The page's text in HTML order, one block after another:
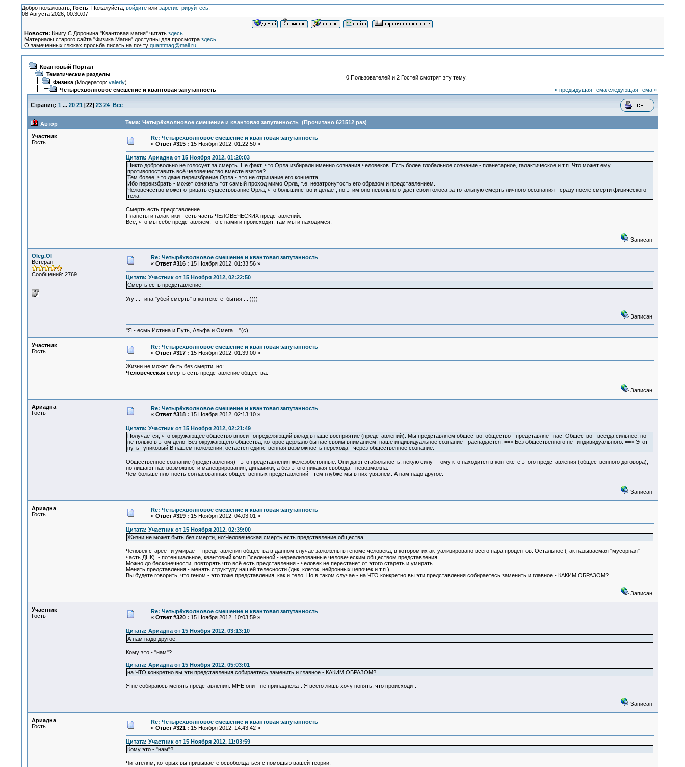
Добро пожаловать, Гость. Пожалуйста, войдитеили зарегистрируйтесь.
08 Августа 2026, 00:30:07
Новости: Книгу С.Доронина "Квантовая магия" читатьздесь
Материалы старого сайта "Физика Магии" доступны для просмотраздесь
О замеченных глюках просьба писать на почтуquantmag@mail.ru
Квантовый Портал
Тематические разделы
Физика(Модератор: valeriy)
Четырёхволновое смешение и квантовая запутанность
0 Пользователей и 2 Гостей смотрят эту тему.
« предыдущая тема следующая тема »
Страниц: 1 ... 20 21 [22] 23 24 Все
Автор Тема: Четырёхволновое смешение и квантовая запутанность (Прочитано 621512 раз)
Участник
Гость
Re: Четырёхволновое смешение и квантовая запутанность
« Ответ #315 : 15 Ноября 2012, 01:22:50 »
Цитата: Ариадна от 15 Ноября 2012, 01:20:03
Никто добровольно не голосует за смерть. Не факт, что Орла избирали именно сознания человеков. Есть более глобальное сознание - планетарное, галактическое и т.п. Что может ему
противопоставить всё человечество вместе взятое?
Тем более, что даже переизбрание Орла - это не отрицание его концепта.
Ибо переизбрать - может означать тот самый проход мимо Орла, т.е. незатронутость его образом и представлением.
Человечество может отрицать существование Орла, что большинство и делает, но этим оно невольно отдает свои голоса за тотальную смерть личного осознания - сразу после смерти физического
тела.
Смерть есть представление.
Планеты и галактики - есть часть ЧЕЛОВЕЧЕСКИХ представлений.
Всё, что мы себе представляем, то с нами и происходит, там мы и находимся.
Записан
Oleg.Ol
Ветеран
Сообщений: 2769
Re: Четырёхволновое смешение и квантовая запутанность
« Ответ #316 : 15 Ноября 2012, 01:33:56 »
Цитата: Участник от 15 Ноября 2012, 02:22:50
Смерть есть представление.
Угу ... типа "убей смерть" в контексте бытия ... ))))
Записан
"Я - есмь Истина и Путь, Альфа и Омега ..."(с)
Участник
Гость
Re: Четырёхволновое смешение и квантовая запутанность
« Ответ #317 : 15 Ноября 2012, 01:39:00 »
Жизни не может быть без смерти, но:
Человеческаясмерть есть представление общества.
Записан
Ариадна
Гость
Re: Четырёхволновое смешение и квантовая запутанность
« Ответ #318 : 15 Ноября 2012, 02:13:10 »
Цитата: Участник от 15 Ноября 2012, 02:21:49
Получается, что окружающее общество вносит определяющий вклад в наше восприятие (представлений). Мы представляем общество, общество - представляет нас. Общество - всегда сильнее, но
не только в этом дело. Без окружающего общества, которое держало бы нас своим вниманием, наше индивидуальное сознание - распадается. ==> Без общественного нет индивидуального. ==> Этот
путь тупиковый.В нашем положении, остаётся единственная возможность перехода - через общественное сознание.
Общественное сознание (представления) - это представления железобетонные. Они дают стабильность, некую силу - тому кто находится в контексте этого представления (общественного договора),
но лишают нас возможности маневрирования, динамики, а без этого никакая свобода - невозможна.
Чем больше плотность согласованных общественных представлений - тем глубже мы в них увязнем. А нам надо другое.
Записан
Ариадна
Гость
Re: Четырёхволновое смешение и квантовая запутанность
« Ответ #319 : 15 Ноября 2012, 04:03:01 »
Цитата: Участник от 15 Ноября 2012, 02:39:00
Жизни не может быть без смерти, но:Человеческая смерть есть представление общества.
Человек стареет и умирает - представления общества в данном случае заложены в геноме человека, в котором их актуализировано всего пара процентов. Остальное (так называемая "мусорная"
часть ДНК) - потенциальное, квантовый комп Вселенной - нереализованные человеческим обществом представления.
Можно до бесконечности, повторять что всё есть представления - человек не перестанет от этого стареть и умирать.
Менять представления - менять структуру нашей телесности (днк, клеток, нейронных цепочек и т.п.).
Вы будете говорить, что геном - это тоже представления, как и тело. Но в таком случае - на ЧТО конкретно вы эти представления собираетесь заменить и главное - КАКИМ ОБРАЗОМ?
Записан
Участник
Гость
Re: Четырёхволновое смешение и квантовая запутанность
« Ответ #320 : 15 Ноября 2012, 10:03:59 »
Цитата: Ариадна от 15 Ноября 2012, 03:13:10
А нам надо другое.
Кому это - "нам"?
Цитата: Ариадна от 15 Ноября 2012, 05:03:01
на ЧТО конкретно вы эти представления собираетесь заменить и главное - КАКИМ ОБРАЗОМ?
Я не собираюсь менять представления. МНЕ они - не принадлежат. Я всего лишь хочу понять, что происходит.
Записан
Ариадна
Гость
Re: Четырёхволновое смешение и квантовая запутанность
« Ответ #321 : 15 Ноября 2012, 14:43:42 »
Цитата: Участник от 15 Ноября 2012, 11:03:59
Кому это - "нам"?
Читателям, которых вы призываете освобождаться с помощью вашей теории.